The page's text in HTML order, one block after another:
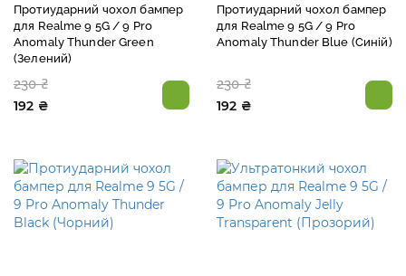
Протиударний чохол бампер
для Realme 9 5G / 9 Pro
Anomaly Thunder Green
(Зелений)
230 ₴
192 ₴
Протиударний чохол бампер
для Realme 9 5G / 9 Pro
Anomaly Thunder Blue (Синій)
230 ₴
192 ₴